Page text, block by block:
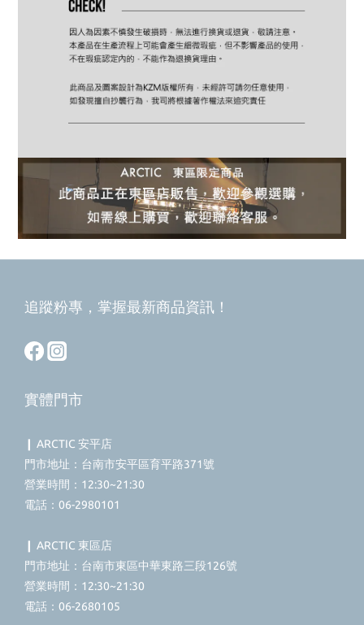
追蹤粉專，掌握最新商品資訊！
實體門市
❙ ARCTIC 安平店
門市地址：台南市安平區育平路371號
營業時間：12:30~21:30
電話：06-2980101
❙ ARCTIC 東區店
門市地址：台南市東區中華東路三段126號
營業時間：12:30~21:30
電話：06-2680105